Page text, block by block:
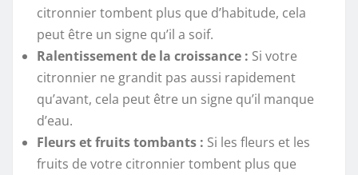
citronnier tombent plus que d’habitude, cela
peut être un signe qu’il a soif.
Ralentissement de la croissance : Si votre
citronnier ne grandit pas aussi rapidement
qu’avant, cela peut être un signe qu’il manque
d’eau.
Fleurs et fruits tombants : Si les fleurs et les
fruits de votre citronnier tombent plus que